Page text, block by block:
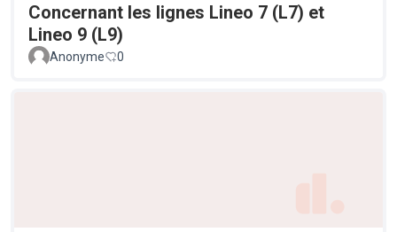
Concernant les lignes Lineo 7 (L7) et
Lineo 9 (L9)
Anonyme 0